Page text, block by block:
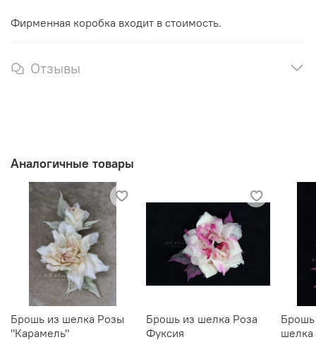
Фирменная коробка входит в стоимость.
Отзывы
Аналогичные товары
Брошь из шелка Розы
"Карамель"
Брошь из шелка Роза
Фуксия
Брошь
шелка